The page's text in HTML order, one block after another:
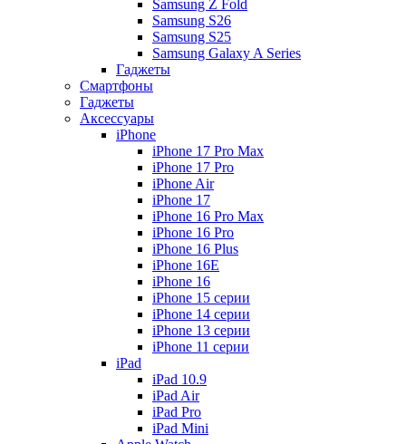
Samsung Z Fold
Samsung S26
Samsung S25
Samsung Galaxy A Series
Гаджеты
Смартфоны
Гаджеты
Аксессуары
iPhone
iPhone 17 Pro Max
iPhone 17 Pro
iPhone Air
iPhone 17
iPhone 16 Pro Max
iPhone 16 Pro
iPhone 16 Plus
iPhone 16E
iPhone 16
iPhone 15 серии
iPhone 14 серии
iPhone 13 серии
iPhone 11 серии
iPad
iPad 10.9
iPad Air
iPad Pro
iPad Mini